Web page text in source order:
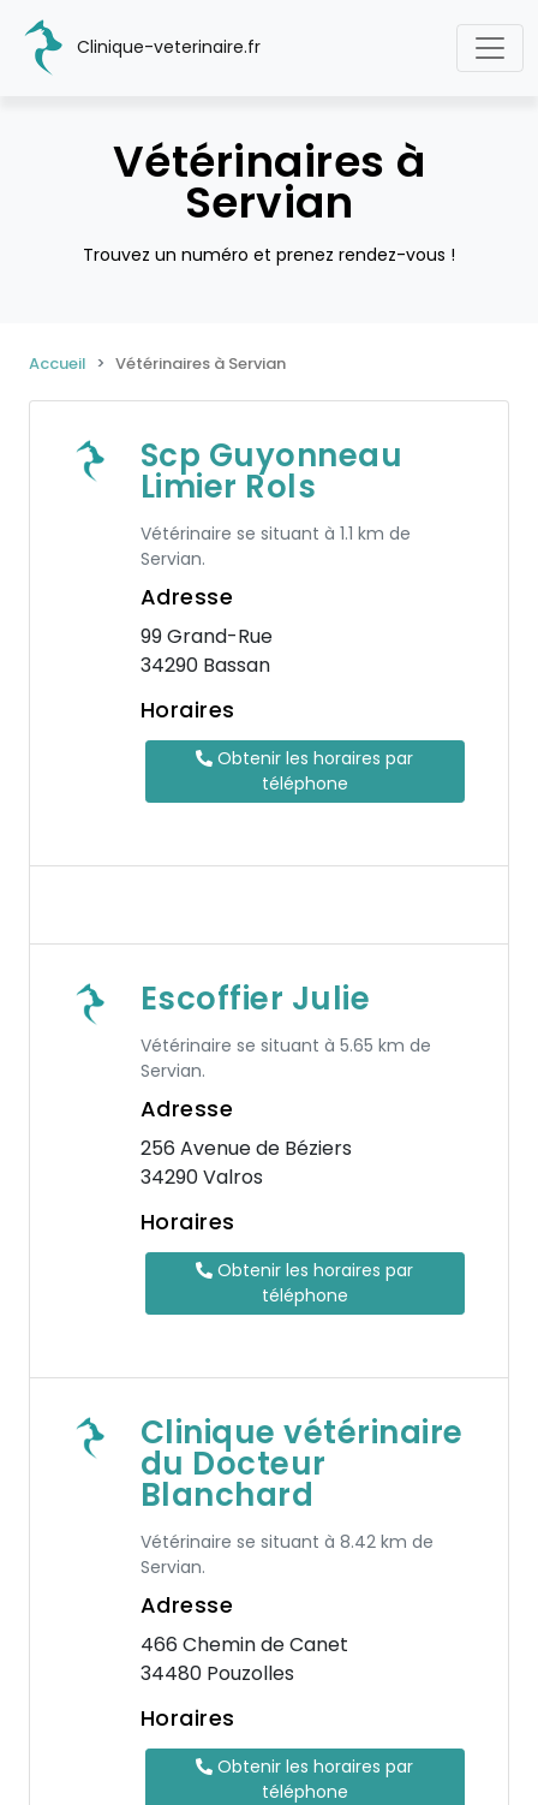
Clinique-veterinaire.fr
Vétérinaires à
Servian
Trouvez un numéro et prenez rendez-vous !
Accueil Vétérinaires à Servian
Scp Guyonneau
Limier Rols
Vétérinaire se situant à 1.1 km de
Servian.
Adresse
99 Grand-Rue
34290 Bassan
Horaires
Obtenir les horaires par
téléphone
Escoffier Julie
Vétérinaire se situant à 5.65 km de
Servian.
Adresse
256 Avenue de Béziers
34290 Valros
Horaires
Obtenir les horaires par
téléphone
Clinique vétérinaire
du Docteur
Blanchard
Vétérinaire se situant à 8.42 km de
Servian.
Adresse
466 Chemin de Canet
34480 Pouzolles
Horaires
Obtenir les horaires par
téléphone